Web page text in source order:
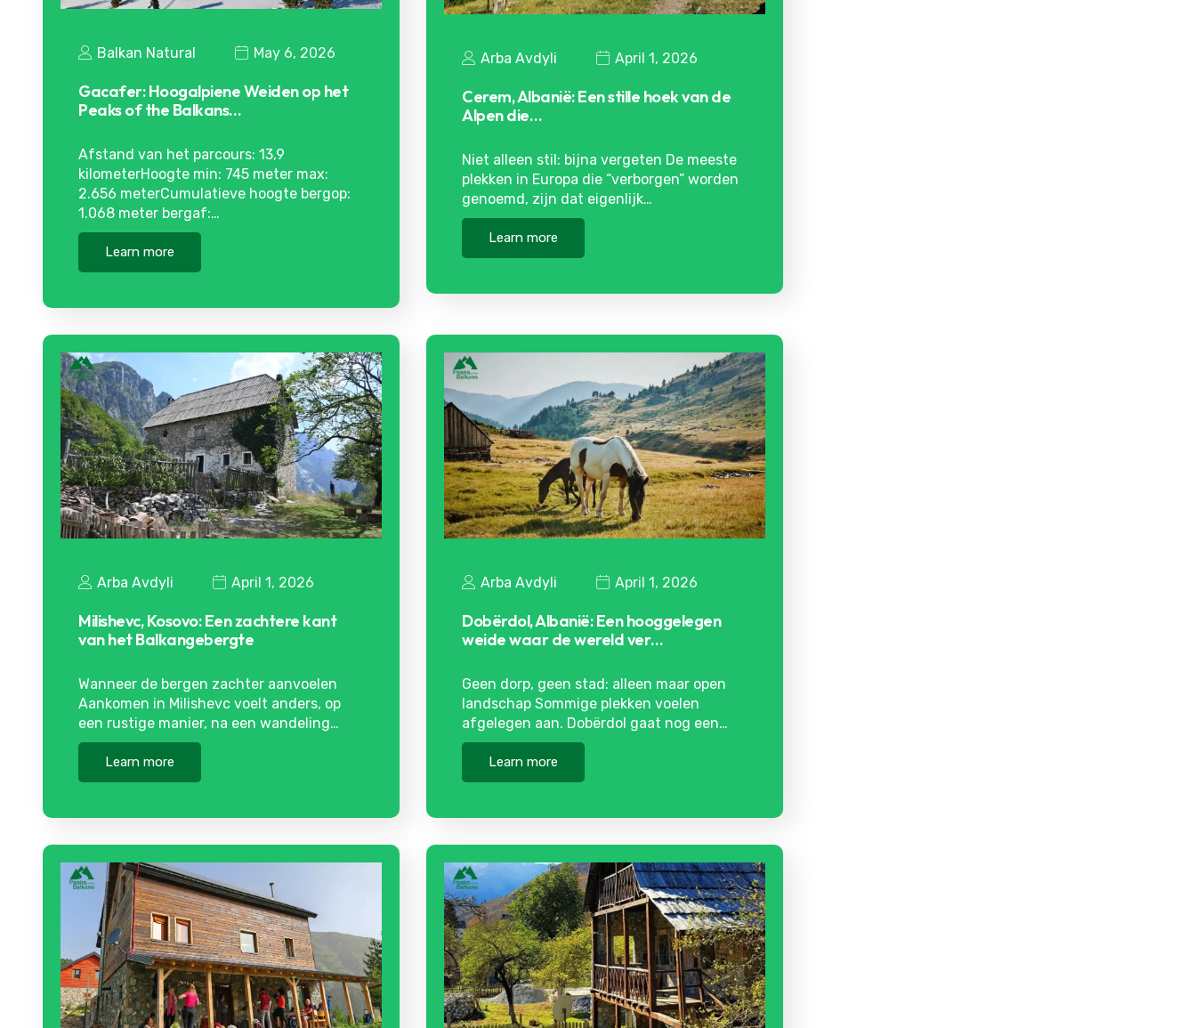
Balkan Natural May 6, 2026
Gacafer: Hoogalpiene Weiden op het
Peaks of the Balkans…
Afstand van het parcours: 13,9
kilometerHoogte min: 745 meter max:
2.656 meterCumulatieve hoogte bergop:
1.068 meter bergaf:…
Learn more
Arba Avdyli April 1, 2026
Cerem, Albanië: Een stille hoek van de
Alpen die…
Niet alleen stil: bijna vergeten De meeste
plekken in Europa die “verborgen” worden
genoemd, zijn dat eigenlijk…
Learn more
Arba Avdyli April 1, 2026
Milishevc, Kosovo: Een zachtere kant
van het Balkangebergte
Wanneer de bergen zachter aanvoelen
Aankomen in Milishevc voelt anders, op
een rustige manier, na een wandeling…
Learn more
Arba Avdyli April 1, 2026
Dobërdol, Albanië: Een hooggelegen
weide waar de wereld ver…
Geen dorp, geen stad: alleen maar open
landschap Sommige plekken voelen
afgelegen aan. Dobërdol gaat nog een…
Learn more